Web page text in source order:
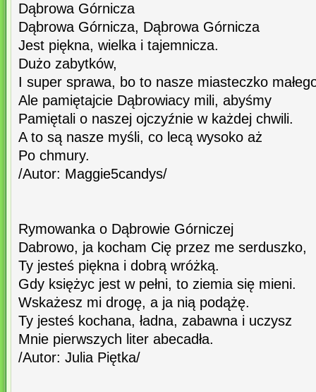
Dąbrowa Górnicza
Dąbrowa Górnicza, Dąbrowa Górnicza
Jest piękna, wielka i tajemnicza.
Dużo zabytków,
I super sprawa, bo to nasze miasteczko
Ale pamiętajcie Dąbrowiacy mili, abyśmy
Pamiętali o naszej ojczyźnie w każdej chwili.
A to są nasze myśli, co lecą wysoko aż
Po chmury.
/Autor: Maggie5candys/
Rymowanka o Dąbrowie Górniczej
Dabrowo, ja kocham Cię przez me serduszko,
Ty jesteś piękna i dobrą wróżką.
Gdy księżyc jest w pełni, to ziemia się mieni.
Wskażesz mi drogę, a ja nią podążę.
Ty jesteś kochana, ładna, zabawna i uczysz
Mnie pierwszych liter abecadła.
/Autor: Julia Piętka/